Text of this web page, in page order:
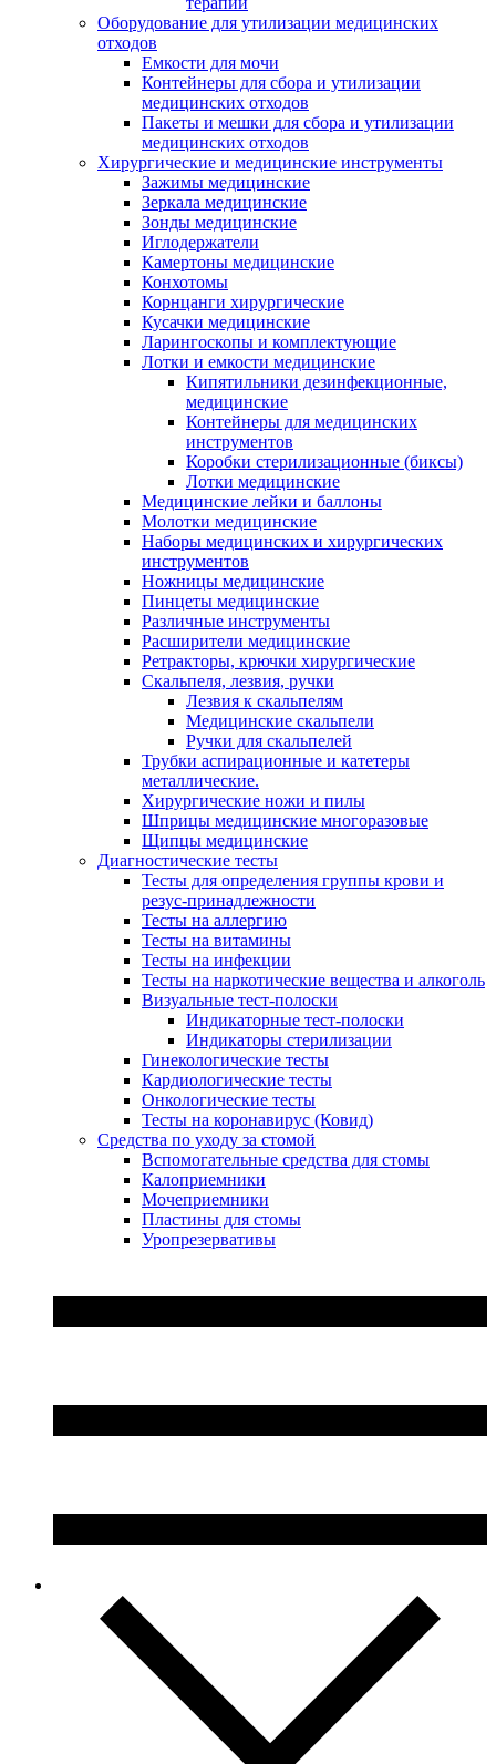
Оборудование для утилизации медицинских
отходов
Емкости для мочи
Контейнеры для сбора и утилизации
медицинских отходов
Пакеты и мешки для сбора и утилизации
медицинских отходов
Хирургические и медицинские инструменты
Зажимы медицинские
Зеркала медицинские
Зонды медицинские
Иглодержатели
Камертоны медицинские
Конхотомы
Корнцанги хирургические
Кусачки медицинские
Ларингоскопы и комплектующие
Лотки и емкости медицинские
Кипятильники дезинфекционные,
медицинские
Контейнеры для медицинских
инструментов
Коробки стерилизационные (биксы)
Лотки медицинские
Медицинские лейки и баллоны
Молотки медицинские
Наборы медицинских и хирургических
инструментов
Ножницы медицинские
Пинцеты медицинские
Различные инструменты
Расширители медицинские
Ретракторы, крючки хирургические
Скальпеля, лезвия, ручки
Лезвия к скальпелям
Медицинские скальпели
Ручки для скальпелей
Трубки аспирационные и катетеры
металлические.
Хирургические ножи и пилы
Шприцы медицинские многоразовые
Щипцы медицинские
Диагностические тесты
Тесты для определения группы крови и
резус-принадлежности
Тесты на аллергию
Тесты на витамины
Тесты на инфекции
Тесты на наркотические вещества и алкоголь
Визуальные тест-полоски
Индикаторные тест-полоски
Индикаторы стерилизации
Гинекологические тесты
Кардиологические тесты
Онкологические тесты
Тесты на коронавирус (Ковид)
Средства по уходу за стомой
Вспомогательные средства для стомы
Калоприемники
Мочеприемники
Пластины для стомы
Уропрезервативы